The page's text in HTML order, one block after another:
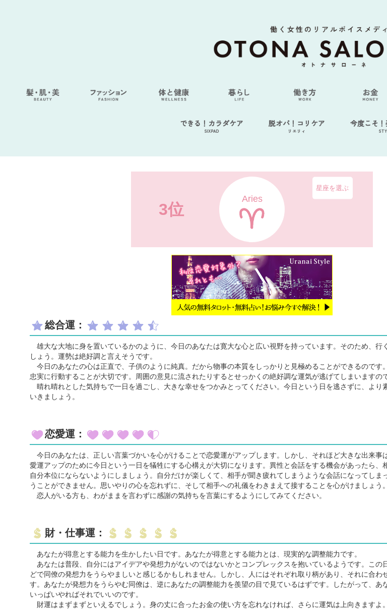
できる！カラダケア
SIXPAD
脱オバ！コリケア
リエリィ
今度こそ
3位
Aries
星座を選ぶ
総合運：
雄大な大地に身を置いているかのように、今日のあなたは寛大な心と広い視野を持っています。そのため、行
しょう。運勢は絶好調と言えそうです。
今日のあなたの心は正直で、子供のように純真。だから物事の本質をしっかりと見極めることができるのです
忠実に行動することが大切です。周囲の意見に流されたりするとせっかくの絶好調な運気が逃げてしまいますの
晴れ晴れとした気持ちで一日を過ごし、大きな幸せをつかみとってください。今日という日を逃さずに、より
いきましょう。
恋愛運：
今日のあなたは、正しい言葉づかいを心がけることで恋愛運がアップします。しかし、それほど大きな出来事
愛運アップのために今日という一日を犠牲にする心構えが大切になります。異性と会話をする機会があったら、
自分本位にならないようにしましょう。自分だけが楽しくて、相手が聞き疲れてしまうような会話になってしま
うことができません。思いやりの心を忘れずに、そして相手への礼儀をわきまえて接することを心がけましょう。
恋人がいる方も、わがままを言わずに感謝の気持ちを言葉にするようにしてみてください。
財・仕事運：
あなたが得意とする能力を生かしたい日です。あなたが得意とする能力とは、現実的な調整能力です。
あなたは普段、自分にはアイデアや発想力がないのではないかとコンプレックスを抱いているようです。この
どで同僚の発想力をうらやましいと感じるかもしれません。しかし、人にはそれぞれ取り柄があり、それに合わ
す。あなたが発想力をうらやむ同僚は、逆にあなたの調整能力を羨望の目で見ているはずです。したがって、あ
いっぱいやればそれでいいのです。
財運はまずまずといえるでしょう。身の丈に合ったお金の使い方を忘れなければ、さらに運気は上向きますよ。